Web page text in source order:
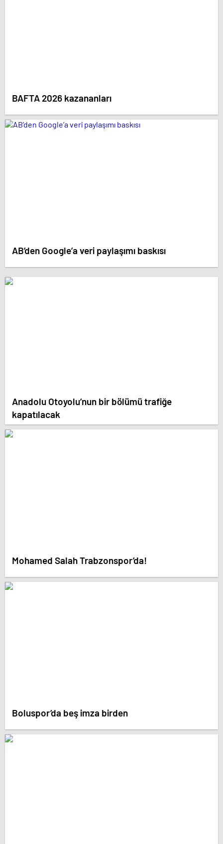
BAFTA 2026 kazananları
AB’den Google’a veri paylaşımı baskısı
Anadolu Otoyolu’nun bir bölümü trafiğe
kapatılacak
Mohamed Salah Trabzonspor’da!
Boluspor’da beş imza birden